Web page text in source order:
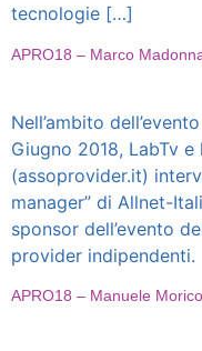
tecnologie […]
APRO18 – Marco
Nell’ambito
Giugno 2018, LabTv
(assoprovider.it)
manager” di Allnet-
sponsor dell’evento
provider indipendenti.
APRO18 – Manuele